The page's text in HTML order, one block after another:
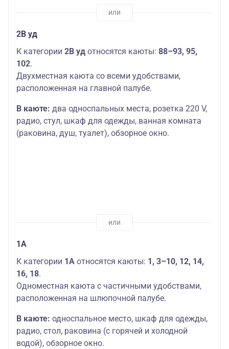
2В уд
К категории 2В уд относятся каюты: 88–93, 95,
102.
Двухместная каюта со всеми удобствами,
расположенная на главной палубе.
В каюте: два односпальных места, розетка 220 V,
радио, стул, шкаф для одежды, ванная комната
(раковина, душ, туалет), обзорное окно.
1А
К категории 1А относятся каюты: 1, 3–10, 12, 14,
16, 18.
Одноместная каюта с частичными удобствами,
расположенная на шлюпочной палубе.
В каюте: односпальное место, шкаф для одежды,
радио, стол, раковина (с горячей и холодной
водой), обзорное окно.